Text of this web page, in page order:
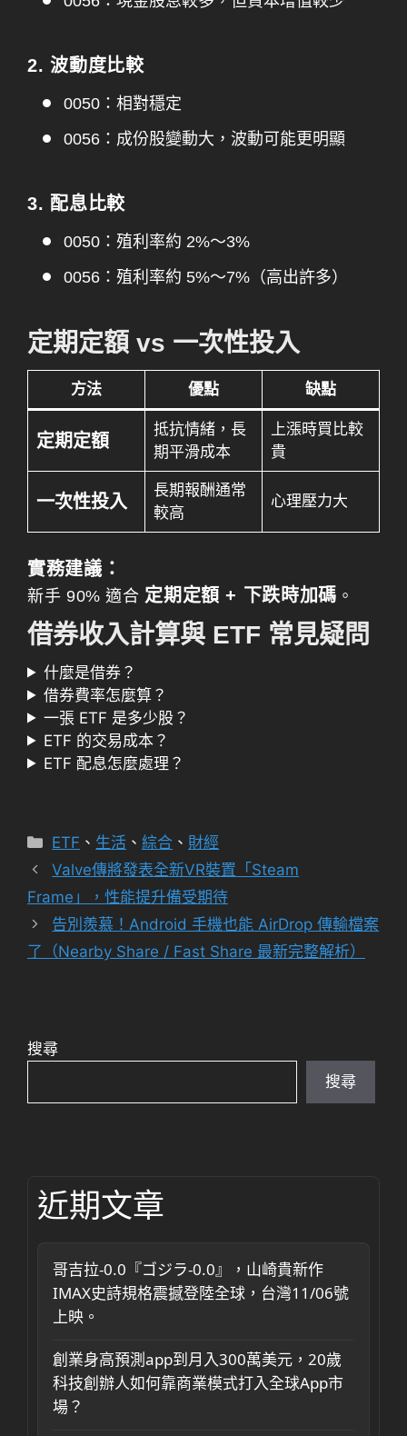
2. 波動度比較
0050：相對穩定
0056：成份股變動大，波動可能更明顯
3. 配息比較
0050：殖利率約 2%～3%
0056：殖利率約 5%～7%（高出許多）
定期定額 vs 一次性投入
方法 優點 缺點
定期定額
抵抗情緒，長
期平滑成本
上漲時買比較
貴
一次性投入
長期報酬通常
較高
心理壓力大
實務建議：
新手 90% 適合 定期定額 + 下跌時加碼 。
借券收入計算與 ETF 常見疑問
什麼是借券？
借券費率怎麼算？
一張 ETF 是多少股？
ETF 的交易成本？
ETF 配息怎麼處理？
分
類
ETF 、 生活 、綜合 、 財經
Valve傳將發表全新VR裝置「Steam
Frame」，性能提升備受期待
告別羨慕！Android 手機也能 AirDrop 傳輸檔案
了（Nearby Share / Fast Share 最新完整解析）
搜尋
搜尋
近期文章
哥吉拉-0.0『ゴジラ-0.0』，山崎貴新作
IMAX史詩規格震撼登陸全球，台灣11/06號
上映。
創業身高預測app到月入300萬美元，20歲
科技創辦人如何靠商業模式打入全球App市
場？